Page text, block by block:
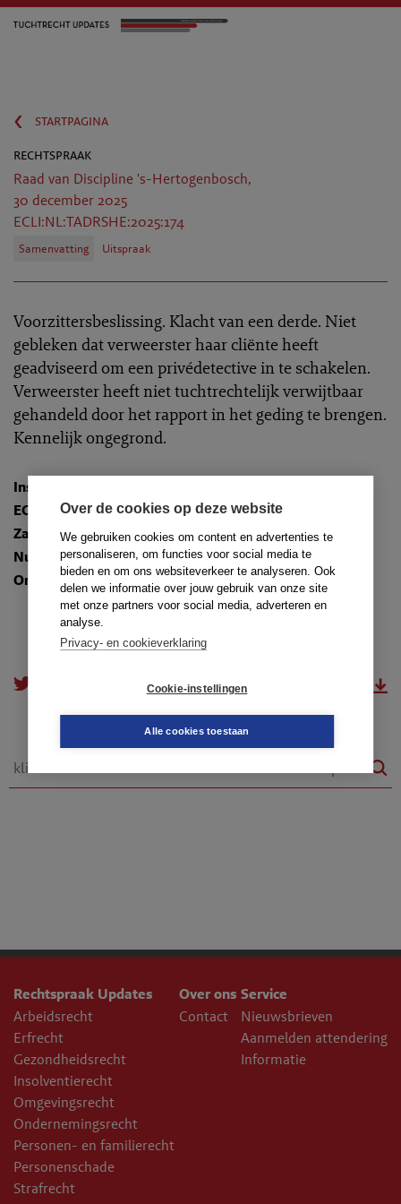
Over de cookies op deze website
We gebruiken cookies om content en advertenties te
personaliseren, om functies voor social media te
bieden en om ons websiteverkeer te analyseren. Ook
delen we informatie over jouw gebruik van onze site
met onze partners voor social media, adverteren en
analyse.
Privacy- en cookieverklaring
Cookie-instellingen
Alle cookies toestaan
‹
startpagina
rechtspraak
Raad van Discipline 's-Hertogenbosch,
30 december 2025
ECLI:NL:TADRSHE:2025:174
Samenvatting Uitspraak
Voorzittersbeslissing. Klacht van een derde. Niet
gebleken dat verweerster haar cliënte heeft
geadviseerd om een privédetective in te schakelen.
Verweerster heeft niet tuchtrechtelijk verwijtbaar
gehandeld door het rapport in het geding te brengen.
Kennelijk ongegrond.
Instantie
ECLI
ECLI:NL:TADRSHE:2025:174
Zaaknummer: 25-811/DB/LI
Nummer: TR-2025-1201
Onderwerpen:1.1. Algemene onderwerpen
doorsturen
Rechtspraak Updates
Arbeidsrecht
Erfrecht
Gezondheidsrecht
Insolventierecht
Omgevingsrecht
Ondernemingsrecht
Personen- en familierecht
Personenschade
Strafrecht
Over ons
Contact
Service
Nieuwsbrieven
Aanmelden attendering
Informatie